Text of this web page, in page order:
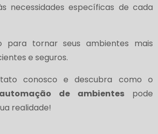
necessidades específicas de cada
para tornar seus ambientes mais
e seguros.
conosco e descubra como o
de ambientes pode
realidade!